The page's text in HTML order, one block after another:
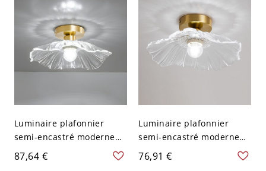
Luminaire plafonnier
semi-encastré moderne
géométrique doré avec
abat-jour en verre d'eau -
87,64 €
Luminaire plafonnier
semi-encastré moderne
en métal doré avec abat-
jour en verre d'eau - 110
76,91 €